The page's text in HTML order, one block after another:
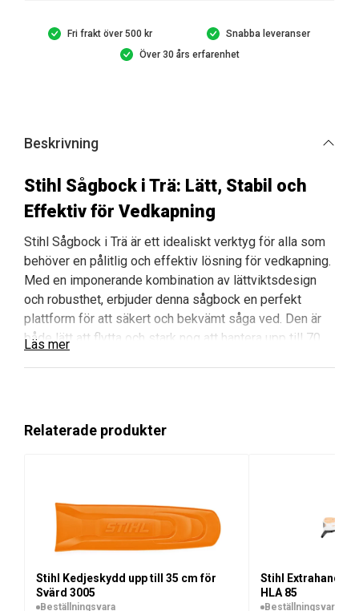
Fri frakt över 500 kr
Snabba leveranser
Över 30 års erfarenhet
Beskrivning
Stihl Sågbock i Trä: Lätt, Stabil och
Effektiv för Vedkapning
Stihl Sågbock i Trä är ett idealiskt verktyg för alla som
behöver en pålitlig och effektiv lösning för vedkapning.
Med en imponerande kombination av lättviktsdesign
och robusthet, erbjuder denna sågbock en perfekt
plattform för att säkert och bekvämt såga ved. Den är
både lätt att flytta och stark nog att hantera upp till 70
upp till 70 kg, perfekt för effektiv vedkapning.
Användarvänlig:Designad för att underlätta
sågningsprocessen, vilket gör ditt arbete både
Användningstips:
Läs mer
Relaterade produkter
Stihl Kedjeskydd upp till 35 cm för
Svärd 3005
Beställningsvara
Stihl
HLA 85
Beställningsvara